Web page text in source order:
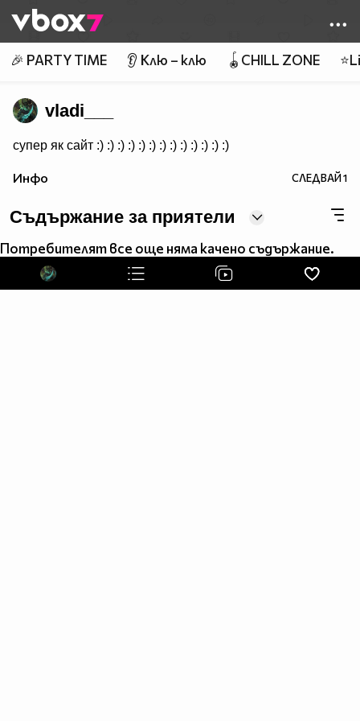
👾
🎉 PARTY TIME 👂 Клю – клю 🪀CHILL ZONE
vladi___
супер як сайт :) :) :) :) :) :) :) :) :) :) :) :) :)
Инфо СЛЕДВАЙ1
Съдържание за приятели
Потребителят все още няма качено съдържание.